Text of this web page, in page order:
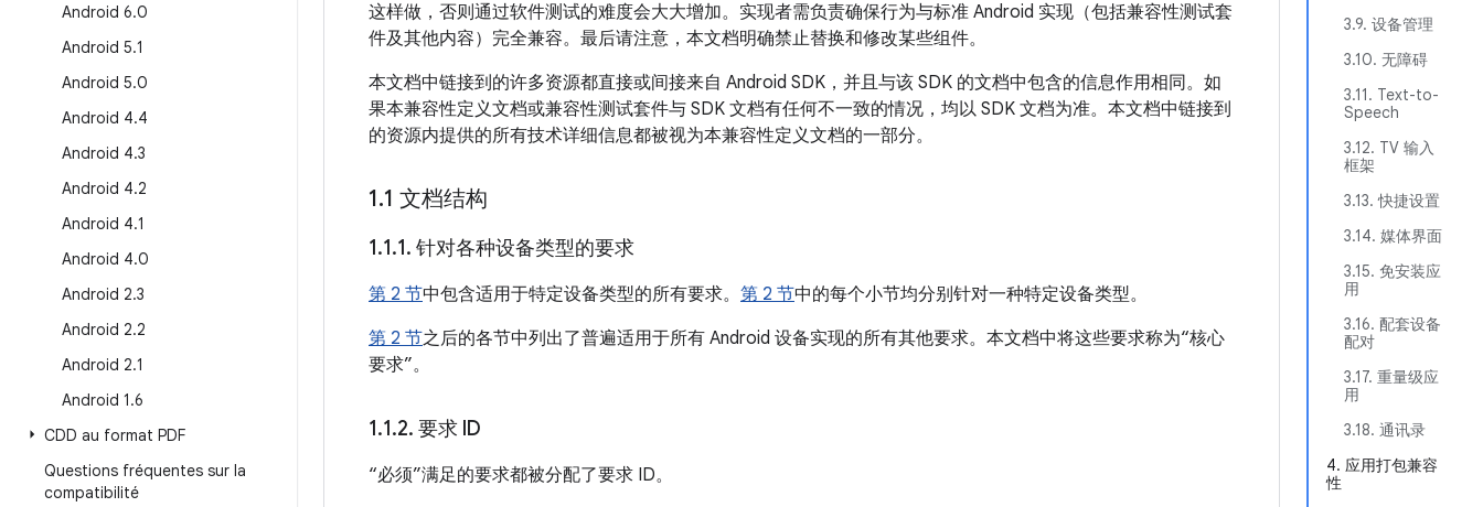
Android 6.0
Android 5.1
Android 5.0
Android 4.4
Android 4.3
Android 4.2
Android 4.1
Android 4.0
Android 2.3
Android 2.2
Android 2.1
Android 1.6
CDD au format PDF
Questions fréquentes sur la
compatibilité
3.9. 设备管理
3.10. 无障碍
3.11. Text-to-
Speech
3.12. TV 输入
框架
3.13. 快捷设置
3.14. 媒体界面
3.15. 免安装应
用
3.16. 配套设备
配对
3.17. 重量级应
用
3.18. 通讯录
4. 应用打包兼容
性
这样做，否则通过软件测试的难度会大大增加。实现者需负责确保行为与标准 Android 实现（包括兼容性测试套
件及其他内容）完全兼容。最后请注意，本文档明确禁止替换和修改某些组件。
本文档中链接到的许多资源都直接或间接来自 Android SDK，并且与该 SDK 的文档中包含的信息作用相同。如
果本兼容性定义文档或兼容性测试套件与 SDK 文档有任何不一致的情况，均以 SDK 文档为准。本文档中链接到
的资源内提供的所有技术详细信息都被视为本兼容性定义文档的一部分。
1.1 文档结构
1.1.1. 针对各种设备类型的要求
第 2 节中包含适用于特定设备类型的所有要求。 第 2 节中的每个小节均分别针对一种特定设备类型。
第 2 节之后的各节中列出了普遍适用于所有 Android 设备实现的所有其他要求。本文档中将这些要求称为“核心
要求”。
1.1.2. 要求 ID
“必须”满足的要求都被分配了要求 ID。